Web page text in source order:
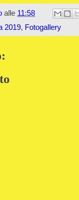
alle 11:58
2019, Fotogallery